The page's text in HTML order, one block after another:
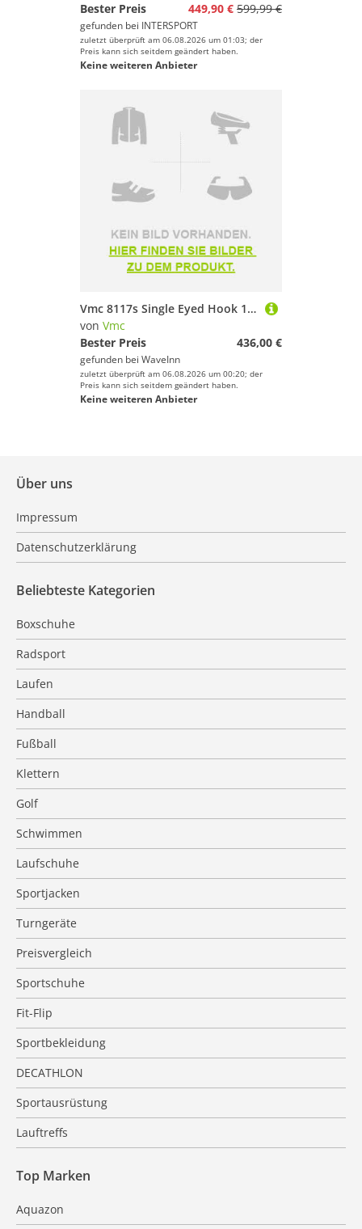
Bester Preis
449,90 € 599,99 €
gefunden bei INTERSPORT
zuletzt überprüft am 06.08.2026 um 01:03; der
Preis kann sich seitdem geändert haben.
Keine weiteren Anbieter
Vmc 8117s Single Eyed Hook 1000 Units Silber 3/0
von Vmc
Bester Preis
436,00 €
gefunden bei WaveInn
zuletzt überprüft am 06.08.2026 um 00:20; der
Preis kann sich seitdem geändert haben.
Keine weiteren Anbieter
Über uns
Impressum
Datenschutzerklärung
Beliebteste Kategorien
Boxschuhe
Radsport
Laufen
Handball
Fußball
Klettern
Golf
Schwimmen
Laufschuhe
Sportjacken
Turngeräte
Preisvergleich
Sportschuhe
Fit-Flip
Sportbekleidung
DECATHLON
Sportausrüstung
Lauftreffs
Top Marken
Aquazon